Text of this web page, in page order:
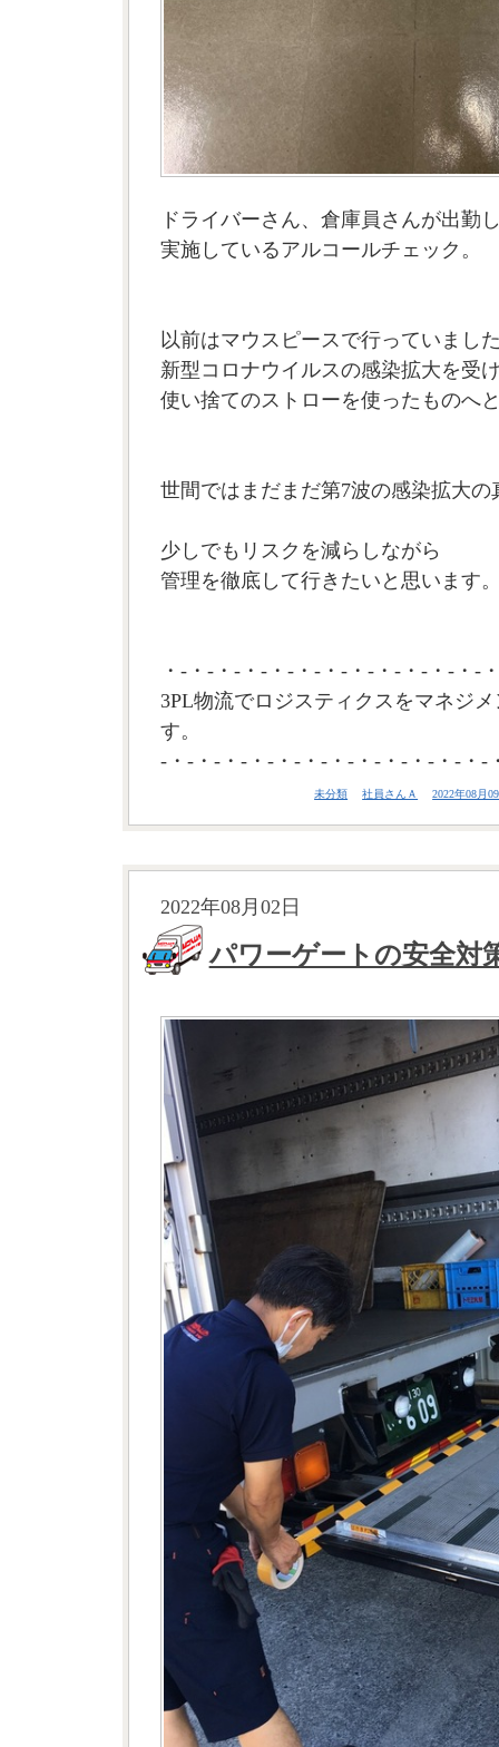
ドライバーさん、倉庫員さんが出勤
実施しているアルコールチェック。
以前はマウスピースで行っていまし
新型コロナウイルスの感染拡大を受
使い捨てのストローを使ったものへ
世間ではまだまだ第7波の感染拡大
少しでもリスクを減らしながら
管理を徹底して行きたいと思います
・-・-・-・-・-・-・-・-・-・-・-・-
3PL物流でロジスティクスをマネジ
す。
-・-・-・-・-・-・-・-・-・-・-・-・-
未分類 社員さんＡ 2022年08月
2022年08月02日
パワーゲートの安全対